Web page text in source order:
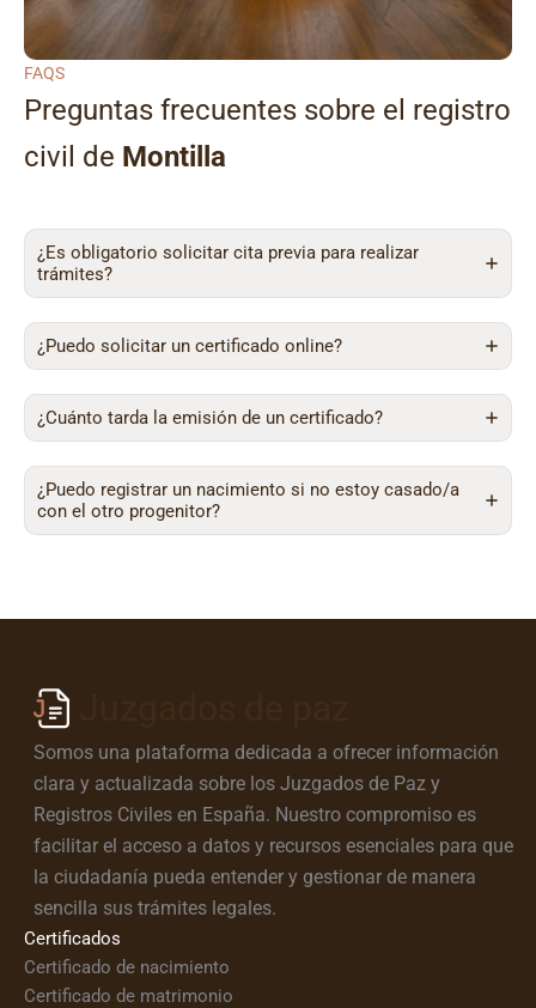
FAQS
Preguntas frecuentes sobre el registro
civil de Montilla
¿Es obligatorio solicitar cita previa para realizar
trámites?
¿Puedo solicitar un certificado online?
¿Cuánto tarda la emisión de un certificado?
¿Puedo registrar un nacimiento si no estoy casado/a
con el otro progenitor?
Somos una plataforma dedicada a ofrecer información
clara y actualizada sobre los Juzgados de Paz y
Registros Civiles en España. Nuestro compromiso es
facilitar el acceso a datos y recursos esenciales para que
la ciudadanía pueda entender y gestionar de manera
sencilla sus trámites legales.
Certificados
Certificado de nacimiento
Certificado de matrimonio